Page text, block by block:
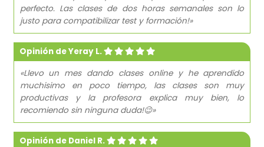
perfecto. Las clases de dos horas semanales son lo
justo para compatibilizar test y formación!»
Opinión de Yeray L.
«Llevo un mes dando clases online y he aprendido
muchisimo en poco tiempo, las clases son muy
productivas y la profesora explica muy bien, lo
recomiendo sin ninguna duda!😉»
Opinión de Daniel R.